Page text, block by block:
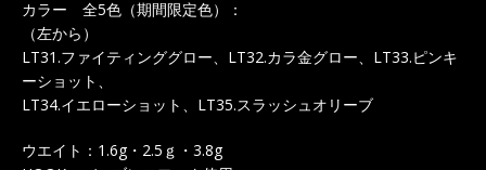
カラー 全5色（期間限定色）：
（左から）
LT31.ファイティンググロー、LT32.カラ金グロー、LT33.ピンキ
ーショット、
LT34.イエローショット、LT35.スラッシュオリーブ
ウエイト：1.6g・2.5ｇ・3.8g